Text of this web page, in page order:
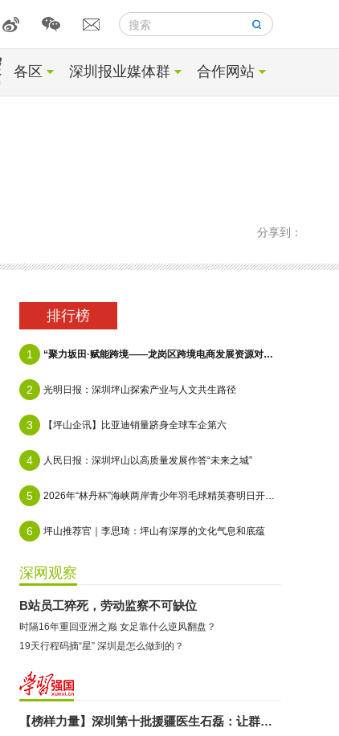
搜索
各区 深圳报业媒体群 合作网站
分享到：
排行榜
1 “聚力坂田·赋能跨境——龙岗区跨境电商发展资源对接会”在天安云谷顺利举办
2 光明日报：深圳坪山探索产业与人文共生路径
3 【坪山企讯】比亚迪销量跻身全球车企第六
4 人民日报：深圳坪山以高质量发展作答“未来之城”
5 2026年“林丹杯”海峡两岸青少年羽毛球精英赛明日开赛：495名选手共赴青春之约
6 坪山推荐官｜李思琦：坪山有深厚的文化气息和底蕴
深网观察
B站员工猝死，劳动监察不可缺位
时隔16年重回亚洲之巅 女足靠什么逆风翻盘？
19天行程码摘“星” 深圳是怎么做到的？
【榜样力量】深圳第十批援疆医生石磊：让群众竖起大拇指的“90后”共产党员